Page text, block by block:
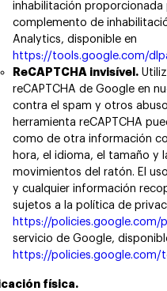
inhabilitación
complemento de
Analytics, disponible en
https://tools.google.com/
ReCAPTCHA invisível.
reCAPTCHA de Google en
contra el spam y otros
herramienta reCAPTCHA
como de otra información
hora, el idioma, el tamaño y
movimientos del ratón. El
y cualquier información
sujetos a la política de
https://policies.google.com/
servicio de Google,
https://policies.google.com/
física.